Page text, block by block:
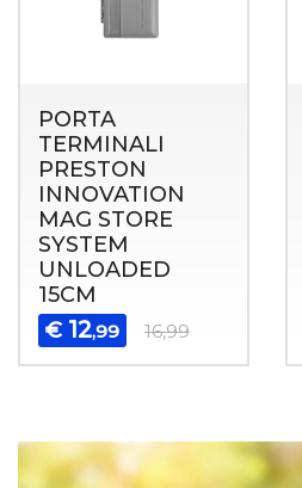
PORTA
TERMINALI
PRESTON
INNOVATION
MAG STORE
SYSTEM
UNLOADED
15CM
€ 12,99 16,99